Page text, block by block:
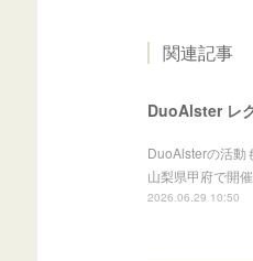
関連記事
DuoAlster レ
DuoAlsterの活動
山梨県甲府で開
2026.06.29 10:50